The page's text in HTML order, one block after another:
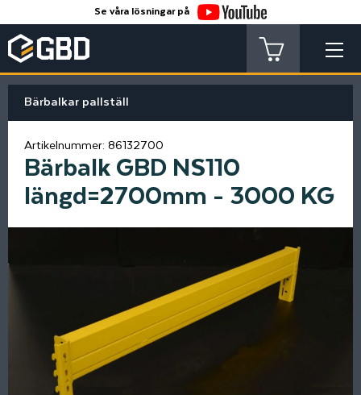
Se våra lösningar på
Bärbalkar pallställ
Artikelnummer: 86132700
Bärbalk GBD NS110
längd=2700mm - 3000 KG